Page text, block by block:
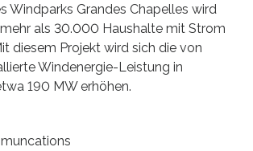
Windparks Grandes Chapelles wird
als 30.000 Haushalte mit Strom
diesem Projekt wird sich die von
Windenergie-Leistung in
190 MW erhöhen.